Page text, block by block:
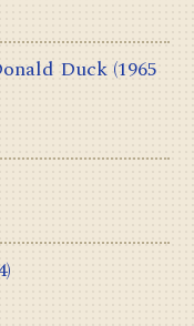
Duck (1965